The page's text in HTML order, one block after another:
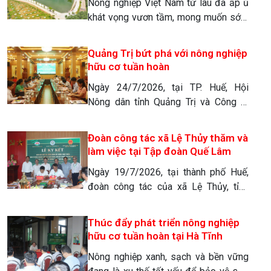
giàu trong chuỗi liên kết giá […]
Nông nghiệp Việt Nam từ lâu đã ấp ủ
khát vọng vươn tầm, mong muốn sớm
quốc tế. Thế nhưng, trong cơn lốc của
sự tăng trưởng “nóng”, chúng ta đã vô
dụng hóa chất độc hại […]
Quảng Trị bứt phá với nông nghiệp
hữu cơ tuần hoàn
Ngày 24/7/2026, tại TP. Huế, Hội
Nông dân tỉnh Quảng Trị và Công ty
Lâm đã chính thức ký kết thỏa thuận
hợp tác chiến lược giai đoạn 2026 –
2031 về phát triển kinh tế nông nghiệp
hữu cơ tuần hoàn, liên kết chuỗi giá trị
Quế Lâm. […]
Đoàn công tác xã Lệ Thủy thăm và
làm việc tại Tập đoàn Quế Lâm
Ngày 19/7/2026, tại thành phố Huế,
đoàn công tác của xã Lệ Thủy, tỉnh
kinh nghiệm và ký kết hợp tác với Tập
đoàn Quế Lâm về phát triển kinh tế
nông nghiệp hữu cơ tuần hoàn, liên kết
chuỗi giá trị Quế Lâm. Trước khi bước
Thúc đẩy phát triển nông nghiệp
hữu cơ tuần hoàn tại Hà Tĩnh
Nông nghiệp xanh, sạch và bền vững